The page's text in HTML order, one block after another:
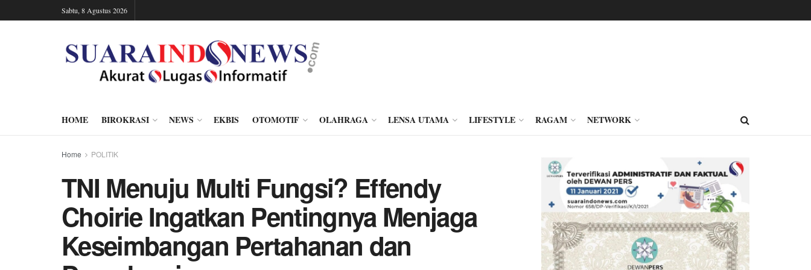
Sabtu, 8 Agustus 2026
HOME BIROKRASI NEWS EKBIS OTOMOTIF OLAHRAGA LENSA UTAMA LIFESTYLE RAGAM NETWORK
Home POLITIK
TNI Menuju Multi Fungsi? Effendy
Choirie Ingatkan Pentingnya Menjaga
Keseimbangan Pertahanan dan